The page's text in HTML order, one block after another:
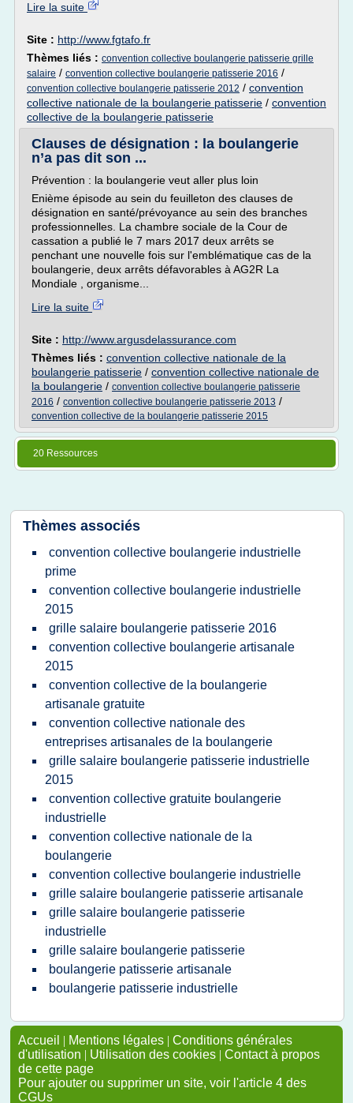
Lire la suite
Site : http://www.fgtafo.fr
Thèmes liés : convention collective boulangerie patisserie grille
salaire / convention collective boulangerie patisserie 2016 /
convention collective boulangerie patisserie 2012 / convention
collective nationale de la boulangerie patisserie / convention
collective de la boulangerie patisserie
Clauses de désignation : la boulangerie
n’a pas dit son ...
Prévention : la boulangerie veut aller plus loin
Enième épisode au sein du feuilleton des clauses de
désignation en santé/prévoyance au sein des branches
professionnelles. La chambre sociale de la Cour de
cassation a publié le 7 mars 2017 deux arrêts se
penchant une nouvelle fois sur l'emblématique cas de la
boulangerie, deux arrêts défavorables à AG2R La
Mondiale , organisme...
Lire la suite
Site : http://www.argusdelassurance.com
Thèmes liés : convention collective nationale de la
boulangerie patisserie / convention collective nationale de
la boulangerie / convention collective boulangerie patisserie
2016 / convention collective boulangerie patisserie 2013 /
convention collective de la boulangerie patisserie 2015
20 Ressources
Thèmes associés
convention collective boulangerie industrielle
prime
convention collective boulangerie industrielle
2015
grille salaire boulangerie patisserie 2016
convention collective boulangerie artisanale
2015
convention collective de la boulangerie
artisanale gratuite
convention collective nationale des
entreprises artisanales de la boulangerie
grille salaire boulangerie patisserie industrielle
2015
convention collective gratuite boulangerie
industrielle
convention collective nationale de la
boulangerie
convention collective boulangerie industrielle
grille salaire boulangerie patisserie artisanale
grille salaire boulangerie patisserie
industrielle
grille salaire boulangerie patisserie
boulangerie patisserie artisanale
boulangerie patisserie industrielle
Accueil | Mentions légales | Conditions générales
d'utilisation | Utilisation des cookies | Contact à propos
de cette page
Pour ajouter ou supprimer un site, voir l'article 4 des
CGUs